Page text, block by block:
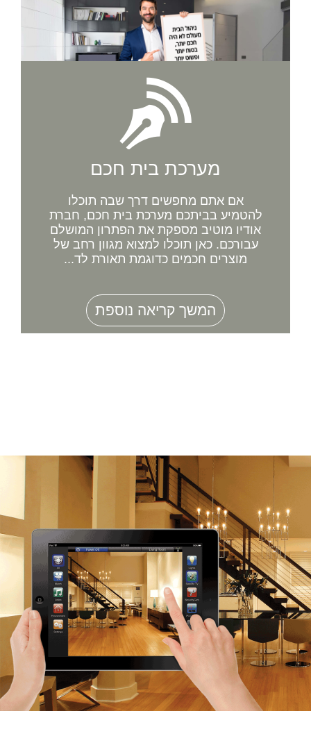
מערכת בית חכם
אם אתם מחפשים דרך שבה תוכלו
להטמיע בביתכם מערכת בית חכם, חברת
אודיו מוטיב מספקת את הפתרון המושלם
עבורכם. כאן תוכלו למצוא מגוון רחב של
מוצרים חכמים כדוגמת תאורת לד...
המשך קריאה נוספת